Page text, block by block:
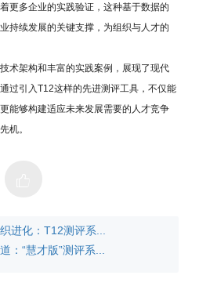
更多企业的实践验证，这种基于数据的
持续发展的关键支撑，为组织与人才的
术架构和丰富的实践案例，展现了现代
过引入T12这样的先进测评工具，不仅能
能够构建适应未来发展需要的人才竞争
机。
进化：T12测评系...
：“慧才版”测评系...